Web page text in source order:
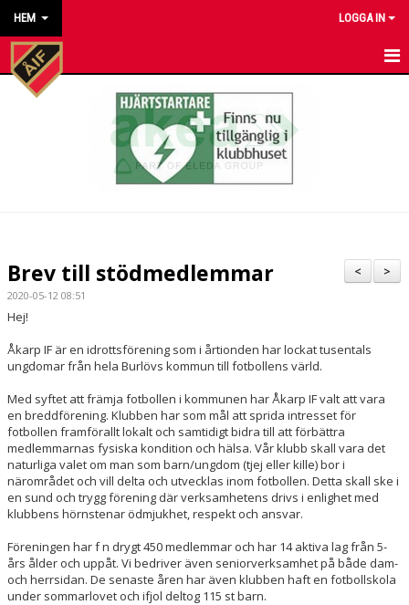
HEM LOGGA IN
HEM
KONTAKT ÅKARP IF
OM FÖRENINGEN
DOKUMENT
BESTÄLL VÅRA KLUBBKLÄDER
>
<
Brev till stödmedlemmar
2020-05-12 08:51
Hej!
Åkarp IF är en idrottsförening som i årtionden har lockat tusentals
ungdomar från hela Burlövs kommun till fotbollens värld.
Med syftet att främja fotbollen i kommunen har Åkarp IF valt att vara
en breddförening. Klubben har som mål att sprida intresset för
fotbollen framförallt lokalt och samtidigt bidra till att förbättra
medlemmarnas fysiska kondition och hälsa. Vår klubb skall vara det
naturliga valet om man som barn/ungdom (tjej eller kille) bor i
närområdet och vill delta och utvecklas inom fotbollen. Detta skall ske i
en sund och trygg förening där verksamhetens drivs i enlighet med
klubbens hörnstenar ödmjukhet, respekt och ansvar.
Föreningen har f n drygt 450 medlemmar och har 14 aktiva lag från 5-
års ålder och uppåt. Vi bedriver även seniorverksamhet på både dam-
och herrsidan. De senaste åren har även klubben haft en fotbollskola
under sommarlovet och ifjol deltog 115 st barn.